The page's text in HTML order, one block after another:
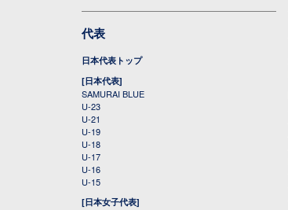
代表
日本代表トップ
[日本代表]
SAMURAI BLUE
U-23
U-21
U-19
U-18
U-17
U-16
U-15
[日本女子代表]